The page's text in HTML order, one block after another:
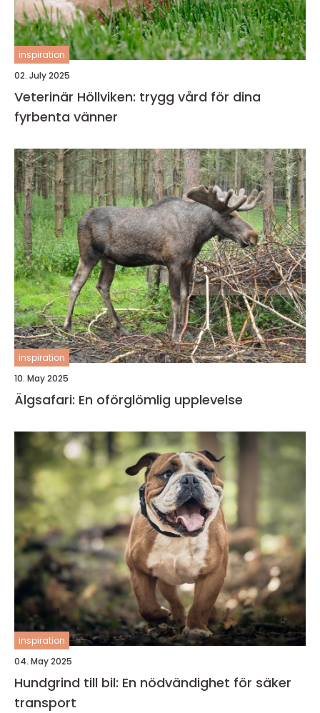
inspiration
02. July 2025
Veterinär Höllviken: trygg vård för dina
fyrbenta vänner
inspiration
10. May 2025
Älgsafari: En oförglömlig upplevelse
inspiration
04. May 2025
Hundgrind till bil: En nödvändighet för säker
transport